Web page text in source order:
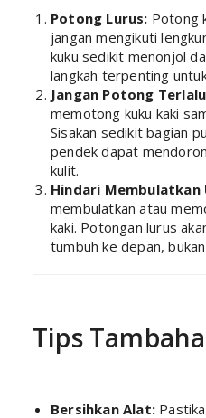
Potong Lurus: Potong
jangan mengikuti
kuku sedikit menonjol
langkah terpenting
Jangan Potong
memotong kuku kaki
Sisakan sedikit bagian
pendek dapat
kulit.
Hindari Membulatkan
membulatkan atau
kaki. Potongan lurus
tumbuh ke depan,
Tips
Bersihkan Alat: